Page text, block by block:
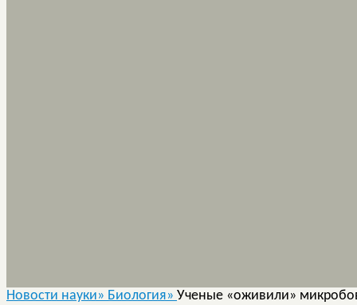
Новости науки» Биология» Ученые «оживили»